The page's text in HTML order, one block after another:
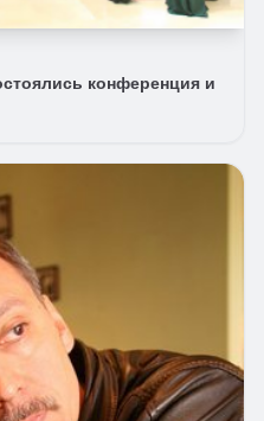
конференция и